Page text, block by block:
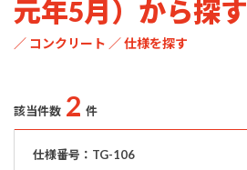
元年5月）から探す
／ コンクリート ／ 仕様を探す
該当件数 2 件
仕様番号：TG-106